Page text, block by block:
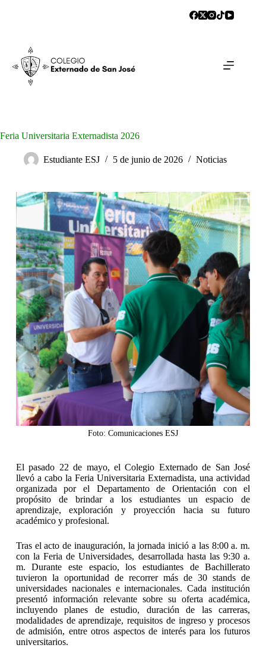
Feria Universitaria Externadista 2026
Estudiante ESJ 5 de junio de 2026 Noticias
Foto: Comunicaciones ESJ
El pasado 22 de mayo, el Colegio Externado de San José
llevó a cabo la Feria Universitaria Externadista, una actividad
organizada por el Departamento de Orientación con el
propósito de brindar a los estudiantes un espacio de
aprendizaje, exploración y proyección hacia su futuro
académico y profesional.
Tras el acto de inauguración, la jornada inició a las 8:00 a. m.
con la Feria de Universidades, desarrollada hasta las 9:30 a.
m. Durante este espacio, los estudiantes de Bachillerato
tuvieron la oportunidad de recorrer más de 30 stands de
universidades nacionales e internacionales. Cada institución
presentó información relevante sobre su oferta académica,
incluyendo planes de estudio, duración de las carreras,
modalidades de aprendizaje, requisitos de ingreso y procesos
de admisión, entre otros aspectos de interés para los futuros
universitarios.